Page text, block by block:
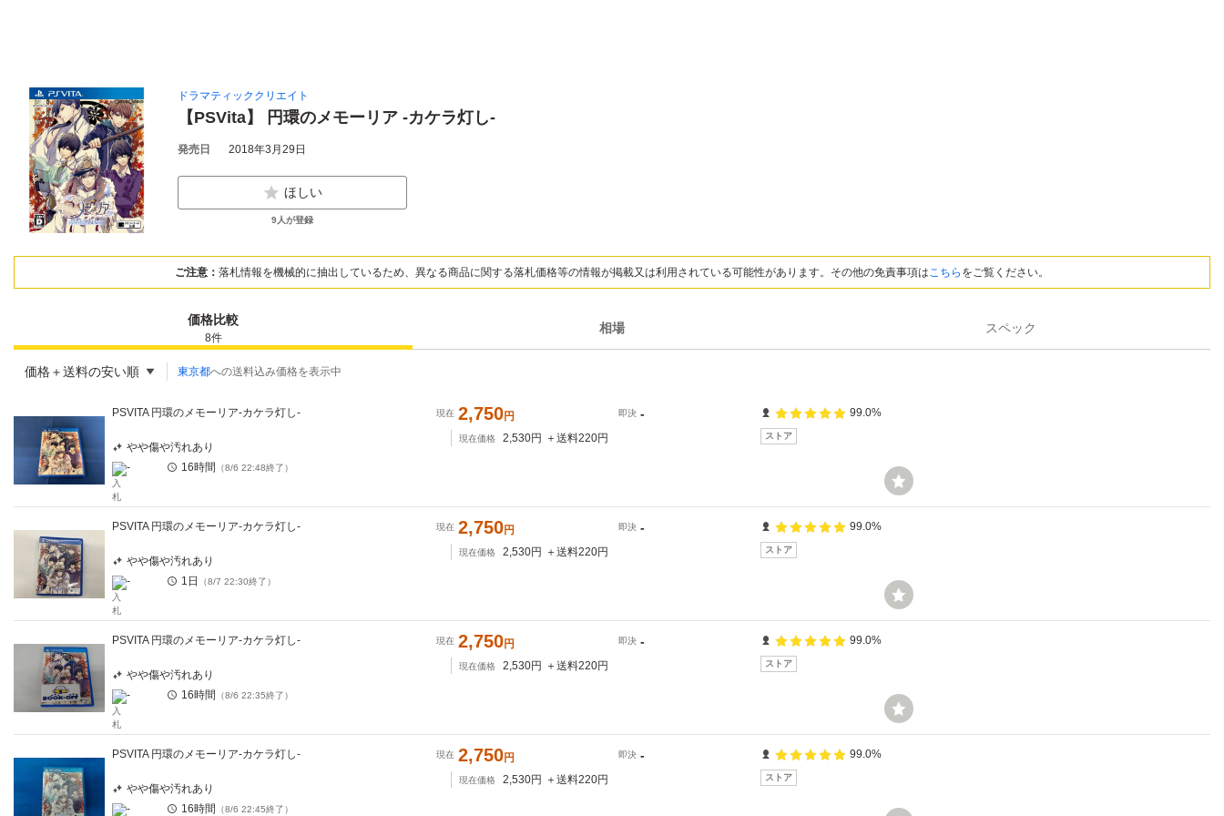
ドラマティッククリエイト
【PSVita】 円環のメモーリア -カケラ灯し-
発売日 2018年3月29日
ほしい
9人が登録
ご注意： 落札情報を機械的に抽出しているため、異なる商品に関する落札価格等の情報が掲載又は利用されている可能性があります。その他の免責事項はこちら をご覧ください。
価格比較
8件
相場 スペック
価格＋送料の安い順 東京都への送料込み価格を表示中
PSVITA 円環のメモーリア-カケラ灯し- 現在 2,750円 即決 -
現在価格 2,530円 ＋送料220円
やや傷や汚れあり
-
16時間 （8/6 22:48終了）
99.0%
ストア
PSVITA 円環のメモーリア-カケラ灯し- 現在 2,750円 即決 -
現在価格 2,530円 ＋送料220円
やや傷や汚れあり
-
1日 （8/7 22:30終了）
99.0%
ストア
PSVITA 円環のメモーリア-カケラ灯し- 現在 2,750円 即決 -
現在価格 2,530円 ＋送料220円
やや傷や汚れあり
-
16時間 （8/6 22:35終了）
99.0%
ストア
PSVITA 円環のメモーリア-カケラ灯し- 現在 2,750円 即決 -
現在価格 2,530円 ＋送料220円
やや傷や汚れあり
-
16時間 （8/6 22:45終了）
99.0%
ストア